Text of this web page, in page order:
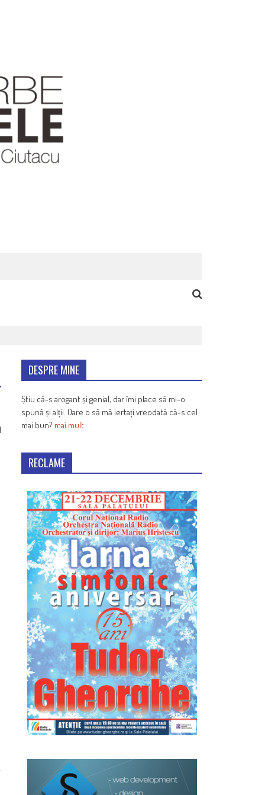
DESPRE MINE
Știu că-s arogant și genial, dar îmi place să mi-o
spună și alții. Oare o să mă iertați vreodată că-s cel
mai bun? mai mult
RECLAME